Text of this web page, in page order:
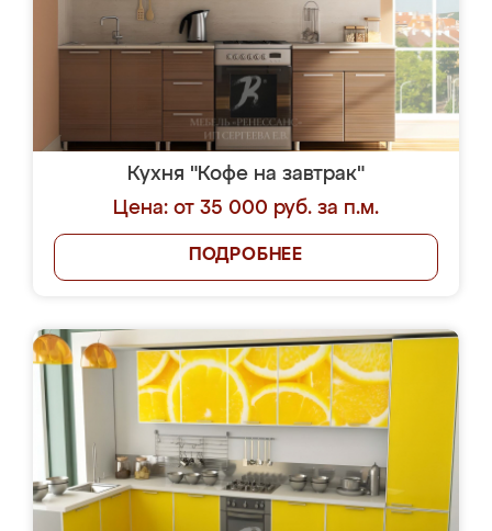
Кухня "Кофе на завтрак"
Цена: от 35 000 руб. за п.м.
ПОДРОБНЕЕ